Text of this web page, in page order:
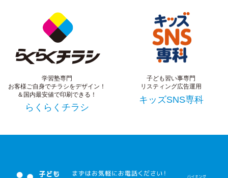
学習塾専門
お客様ご自身でチラシをデザイン！
＆国内最安値で印刷できる！
らくらくチラシ
子ども習い事専門
リスティング広告運用
キッズSNS専科